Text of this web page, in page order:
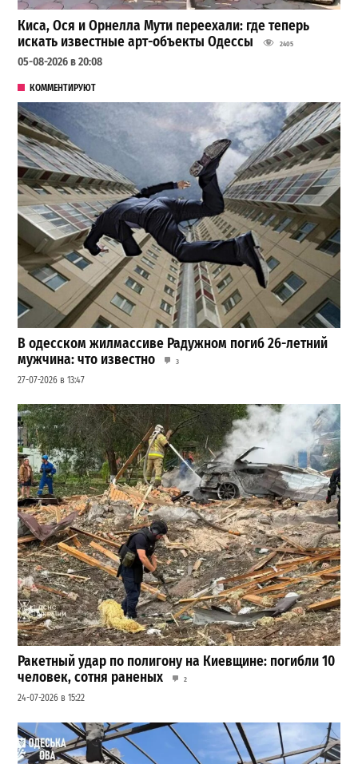
Киса, Ося и Орнелла Мути переехали: где теперь
искать известные арт-объекты Одессы
2405
05-08-2026 в 20:08
КОММЕНТИРУЮТ
В одесском жилмассиве Радужном погиб 26-летний
мужчина: что известно
3
27-07-2026 в 13:47
Ракетный удар по полигону на Киевщине: погибли 10
человек, сотня раненых
2
24-07-2026 в 15:22